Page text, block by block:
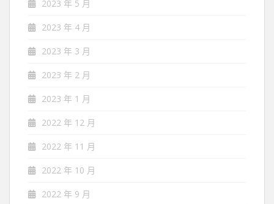
2023 年 5 月
2023 年 4 月
2023 年 3 月
2023 年 2 月
2023 年 1 月
2022 年 12 月
2022 年 11 月
2022 年 10 月
2022 年 9 月